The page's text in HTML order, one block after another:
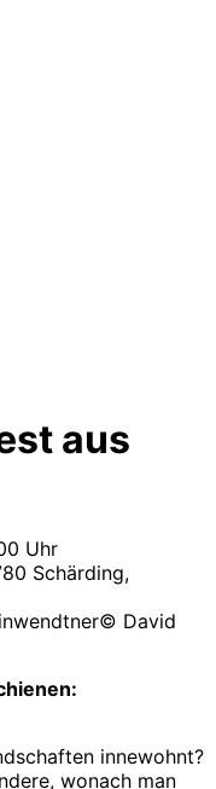
aus
Uhr
Schärding,
© David
innewohnt?
wonach man